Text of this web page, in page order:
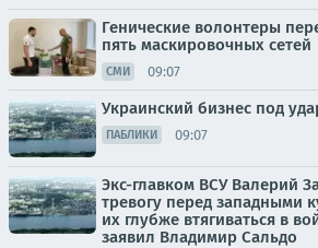
Генические волонтеры
пять маскировочных сетей
СМИ 09:07
Украинский бизнес под
ПАБЛИКИ 09:07
Экс-главком ВСУ Валерий
тревогу перед западными
их глубже втягиваться в
заявил Владимир Сальдо